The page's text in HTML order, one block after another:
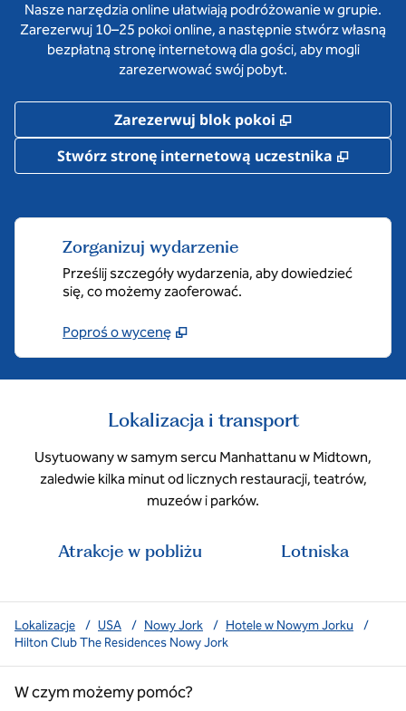
Nasze narzędzia online ułatwiają podróżowanie w grupie.
Zarezerwuj 10–25 pokoi online, a następnie stwórz własną
bezpłatną stronę internetową dla gości, aby mogli
zarezerwować swój pobyt.
Zarezerwuj blok pokoi ,
Stwórz stronę internetową uczestnika
,
Zorganizuj wydarzenie
Prześlij szczegóły wydarzenia, aby dowiedzieć
się, co możemy zaoferować.
Poproś o wycenę
Lokalizacja i transport
Usytuowany w samym sercu Manhattanu w Midtown,
zaledwie kilka minut od licznych restauracji, teatrów,
muzeów i parków.
Atrakcje w pobliżu Lotniska
Lokalizacje / USA / Nowy Jork / Hotele w Nowym Jorku
/
Hilton Club The Residences Nowy Jork
W czym możemy pomóc?